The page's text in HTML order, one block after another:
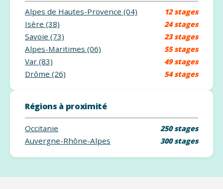
Alpes de Hautes-Provence (04) 12 stages
Isère (38) 24 stages
Savoie (73) 23 stages
Alpes-Maritimes (06) 55 stages
Var (83) 49 stages
Drôme (26) 54 stages
Régions à proximité
Occitanie 250 stages
Auvergne-Rhône-Alpes 300 stages